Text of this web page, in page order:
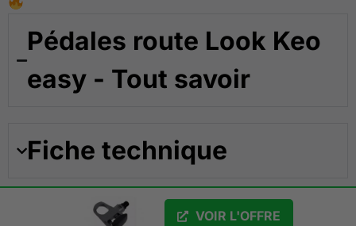
Pédales route Look Keo
easy - Tout savoir
Fiche technique
VOIR L'OFFRE